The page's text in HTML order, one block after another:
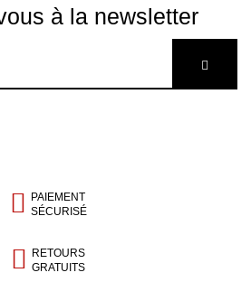
à la newsletter
PAIEMENT
SÉCURISÉ
RETOURS
GRATUITS